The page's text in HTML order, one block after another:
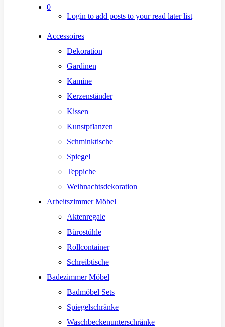
0
Login to add posts to your read later list
Accessoires
Dekoration
Gardinen
Kamine
Kerzenständer
Kissen
Kunstpflanzen
Schminktische
Spiegel
Teppiche
Weihnachtsdekoration
Arbeitszimmer Möbel
Aktenregale
Bürostühle
Rollcontainer
Schreibtische
Badezimmer Möbel
Badmöbel Sets
Spiegelschränke
Waschbeckenunterschränke